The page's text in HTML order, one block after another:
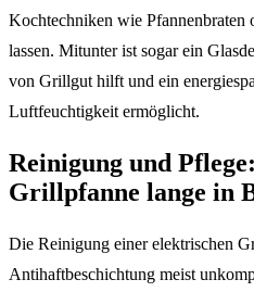
Kochtechniken wie
lassen. Mitunter ist sogar ein
von Grillgut hilft und ein
Luftfeuchtigkeit ermöglicht.
Reinigung und
Grillpfanne lange in
Die Reinigung einer elektrischen
Antihaftbeschichtung meist